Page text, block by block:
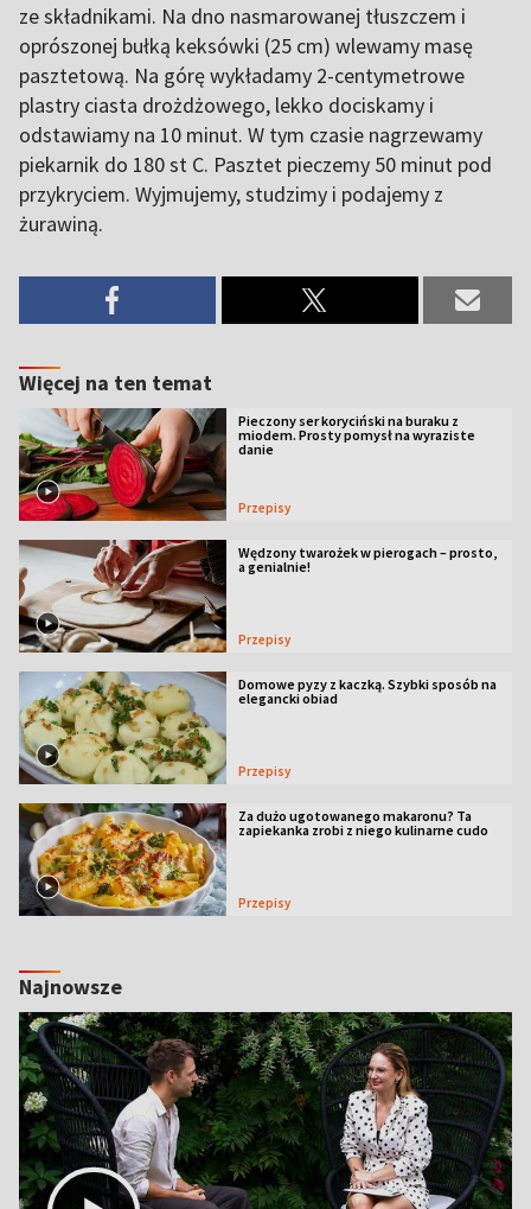
ze składnikami. Na dno nasmarowanej tłuszczem i
oprószonej bułką keksówki (25 cm) wlewamy masę
pasztetową. Na górę wykładamy 2-centymetrowe
plastry ciasta drożdżowego, lekko dociskamy i
odstawiamy na 10 minut. W tym czasie nagrzewamy
piekarnik do 180 st C. Pasztet pieczemy 50 minut pod
przykryciem. Wyjmujemy, studzimy i podajemy z
żurawiną.
Więcej na ten temat
Pieczony ser koryciński na buraku z
miodem. Prosty pomysł na wyraziste
danie
Przepisy
Wędzony twarożek w pierogach – prosto,
a genialnie!
Przepisy
Domowe pyzy z kaczką. Szybki sposób na
elegancki obiad
Przepisy
Za dużo ugotowanego makaronu? Ta
zapiekanka zrobi z niego kulinarne cudo
Przepisy
Najnowsze